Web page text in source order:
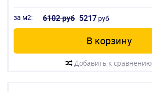
за м2: 6102 руб 5217 руб
В корзину
Добавить к сравнению